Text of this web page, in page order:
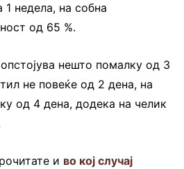
недела, на собна
од 65 %.
нешто помалку од 3
не повеќе од 2 дена, на
од 4 дена, додека на челик
и во кој случај